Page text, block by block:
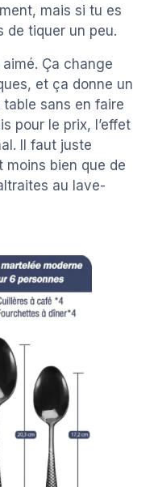
mais si tu es
de tiquer un peu.
Ça change
et ça donne un
sans en faire
pour le prix, l’effet
Il faut juste
moins bien que de
au lave-